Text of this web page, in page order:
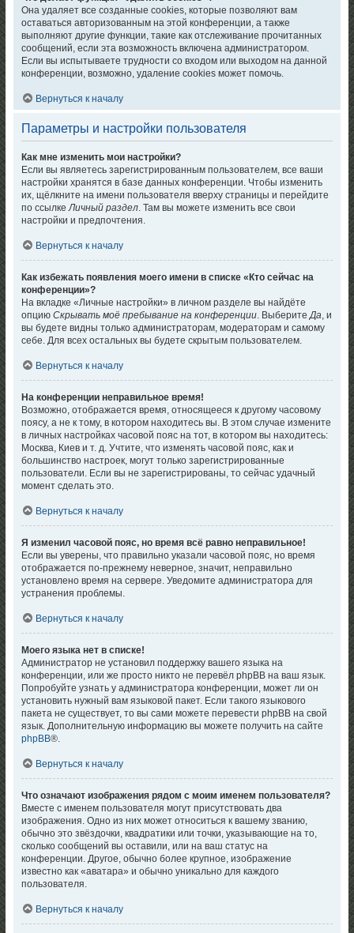
Она удаляет все созданные cookies, которые позволяют вам
оставаться авторизованным на этой конференции, а также
выполняют другие функции, такие как отслеживание прочитанных
сообщений, если эта возможность включена администратором.
Если вы испытываете трудности со входом или выходом на данной
конференции, возможно, удаление cookies может помочь.
Вернуться к началу
Параметры и настройки пользователя
Как мне изменить мои настройки?
Если вы являетесь зарегистрированным пользователем, все ваши
настройки хранятся в базе данных конференции. Чтобы изменить
их, щёлкните на имени пользователя вверху страницы и перейдите
по ссылкеЛичный раздел. Там вы можете изменить все свои
настройки и предпочтения.
Вернуться к началу
Как избежать появления моего имени в списке «Кто сейчас на
конференции»?
На вкладке «Личные настройки» в личном разделе вы найдёте
опциюСкрывать моё пребывание на конференции. ВыберитеДа, и
вы будете видны только администраторам, модераторам и самому
себе. Для всех остальных вы будете скрытым пользователем.
Вернуться к началу
На конференции неправильное время!
Возможно, отображается время, относящееся к другому часовому
поясу, а не к тому, в котором находитесь вы. В этом случае измените
в личных настройках часовой пояс на тот, в котором вы находитесь:
Москва, Киев и т. д. Учтите, что изменять часовой пояс, как и
большинство настроек, могут только зарегистрированные
пользователи. Если вы не зарегистрированы, то сейчас удачный
момент сделать это.
Вернуться к началу
Я изменил часовой пояс, но время всё равно неправильное!
Если вы уверены, что правильно указали часовой пояс, но время
отображается по-прежнему неверное, значит, неправильно
установлено время на сервере. Уведомите администратора для
устранения проблемы.
Вернуться к началу
Моего языка нет в списке!
Администратор не установил поддержку вашего языка на
конференции, или же просто никто не перевёл phpBB на ваш язык.
Попробуйте узнать у администратора конференции, может ли он
установить нужный вам языковой пакет. Если такого языкового
пакета не существует, то вы сами можете перевести phpBB на свой
язык. Дополнительную информацию вы можете получить на сайте
phpBB®.
Вернуться к началу
Что означают изображения рядом с моим именем пользователя?
Вместе с именем пользователя могут присутствовать два
изображения. Одно из них может относиться к вашему званию,
обычно это звёздочки, квадратики или точки, указывающие на то,
сколько сообщений вы оставили, или на ваш статус на
конференции. Другое, обычно более крупное, изображение
известно как «аватара» и обычно уникально для каждого
пользователя.
Вернуться к началу